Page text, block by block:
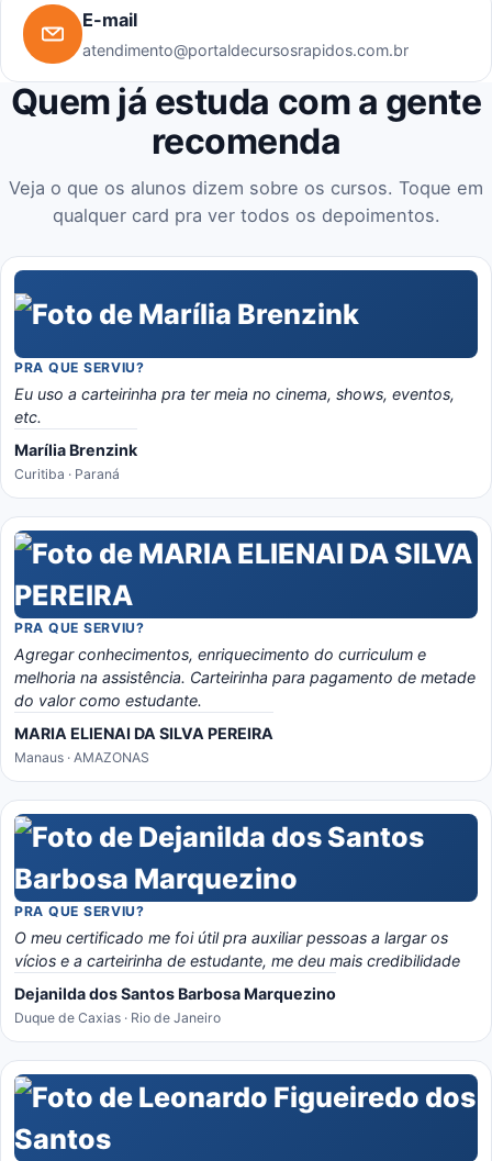
E-mail
atendimento@portaldecursosrapidos.com.br
Quem já estuda com a gente
recomenda
Veja o que os alunos dizem sobre os cursos. Toque em
qualquer card pra ver todos os depoimentos.
PRA QUE SERVIU?
Eu uso a carteirinha pra ter meia no cinema, shows, eventos,
etc.
Marília Brenzink
Curitiba · Paraná
PRA QUE SERVIU?
Agregar conhecimentos, enriquecimento do curriculum e
melhoria na assistência. Carteirinha para pagamento de metade
do valor como estudante.
MARIA ELIENAI DA SILVA PEREIRA
Manaus · AMAZONAS
PRA QUE SERVIU?
O meu certificado me foi útil pra auxiliar pessoas a largar os
vícios e a carteirinha de estudante, me deu mais credibilidade
Dejanilda dos Santos Barbosa Marquezino
Duque de Caxias · Rio de Janeiro